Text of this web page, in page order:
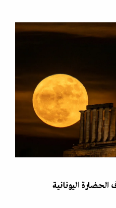
الحضارة اليونانية